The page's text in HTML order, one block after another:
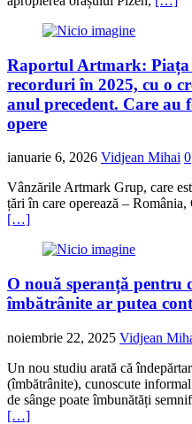
Raportul Artmark: Piața
recorduri în 2025, cu o
anul precedent. Care au
opere
ianuarie 6, 2026 Vidjean Mihai 0
Vânzările Artmark Grup, care
țări în care operează –
[…]
O nouă speranță pentru
îmbătrânite ar putea
noiembrie 22, 2025 Vidjean
Un nou studiu arată că
(îmbătrânite), cunoscute
de sânge poate îmbunătăți
[…]